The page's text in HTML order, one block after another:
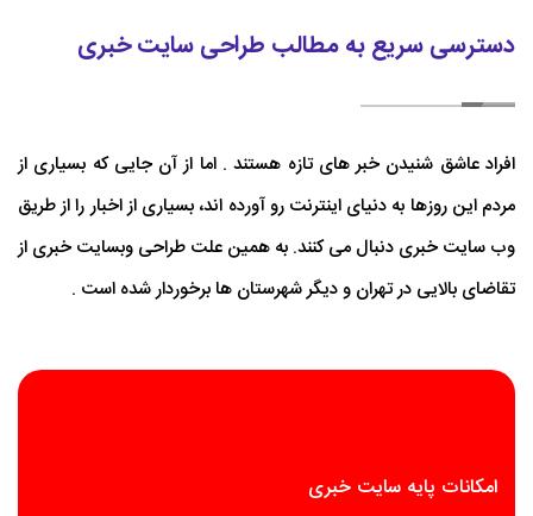
دسترسی سریع به مطالب طراحی سایت خبری
افراد عاشق شنیدن خبر های تازه هستند . اما از آن جایی که بسیاری از
مردم این روزها به دنیای اینترنت رو آورده اند، بسیاری از اخبار را از طریق
وب سایت خبری دنبال می کنند. به همین علت طراحی وبسایت خبری از
تقاضای بالایی در تهران و دیگر شهرستان ها برخوردار شده است .
امکانات پایه سایت خبری